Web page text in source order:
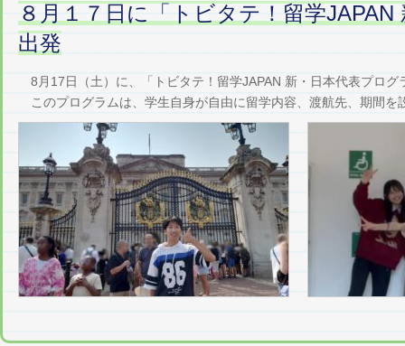
８月１７日に「トビタテ！留学
出発
8月17日（土）に、「トビタテ！留学JAPAN 新・日本代表プロ
このプログラムは、学生自身が自由に留学内容、渡航先、期間